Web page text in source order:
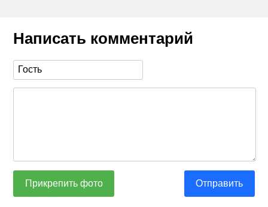
Написать комментарий
Прикрепить фото Отправить